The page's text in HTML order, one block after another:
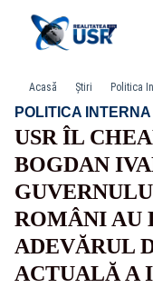
Acasă Știri Politica
POLITICA
USR ÎL
BOGDAN
ROMÂNI AU
ADEVĂRUL
ACTUALĂ A